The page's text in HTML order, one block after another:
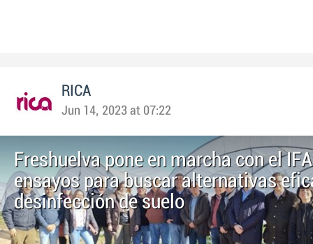
RICA
Jun 14, 2023 at 07:22
Freshuelva pone en marcha con el
ensayos para buscar alternativas
desinfección de suelo